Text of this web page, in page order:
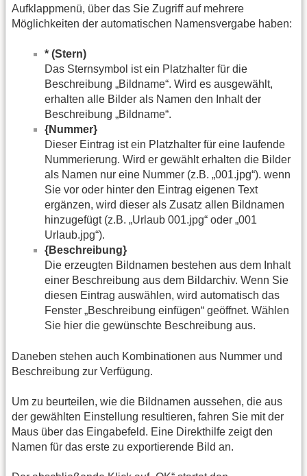
Aufklappmenü, über das Sie Zugriff auf mehrere
Möglichkeiten der automatischen Namensvergabe haben:
* (Stern)
Das Sternsymbol ist ein Platzhalter für die
Beschreibung „Bildname“. Wird es ausgewählt,
erhalten alle Bilder als Namen den Inhalt der
Beschreibung „Bildname“.
{Nummer}
Dieser Eintrag ist ein Platzhalter für eine laufende
Nummerierung. Wird er gewählt erhalten die Bilder
als Namen nur eine Nummer (z.B. „001.jpg“). wenn
Sie vor oder hinter den Eintrag eigenen Text
ergänzen, wird dieser als Zusatz allen Bildnamen
hinzugefügt (z.B. „Urlaub 001.jpg“ oder „001
Urlaub.jpg“).
{Beschreibung}
Die erzeugten Bildnamen bestehen aus dem Inhalt
einer Beschreibung aus dem Bildarchiv. Wenn Sie
diesen Eintrag auswählen, wird automatisch das
Fenster „Beschreibung einfügen“ geöffnet. Wählen
Sie hier die gewünschte Beschreibung aus.
Daneben stehen auch Kombinationen aus Nummer und
Beschreibung zur Verfügung.
Um zu beurteilen, wie die Bildnamen aussehen, die aus
der gewählten Einstellung resultieren, fahren Sie mit der
Maus über das Eingabefeld. Eine Direkthilfe zeigt den
Namen für das erste zu exportierende Bild an.